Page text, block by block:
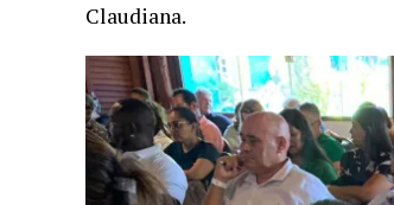
Claudiana.